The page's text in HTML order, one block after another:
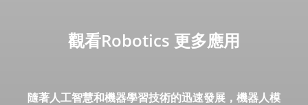
觀看Robotics 更多應用
隨著人工智慧和機器學習技術的迅速發展，機器人模